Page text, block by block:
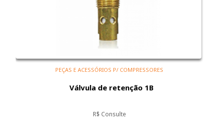
PEÇAS E ACESSÓRIOS P/ COMPRESSORES
Válvula de retenção 1B
R$ Consulte